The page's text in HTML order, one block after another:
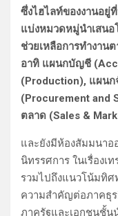
ซึ่งไฮไลท์ของงานอยู่
แบ่งหมวดหมู่นำเสนอ
ช่วยเหลือการทำงาน
อาทิ แผนกบัญชี
(Production), แผนก
(Procurement and
ตลาด (Sales &
และยังมีห้องสัมมนา
นิทรรศการ ในเรื่องเ
รวมไปถึงแนวโน้มทิศ
ความสำคัญต่อภาคธุ
ภาครัฐและเอกชนชั้